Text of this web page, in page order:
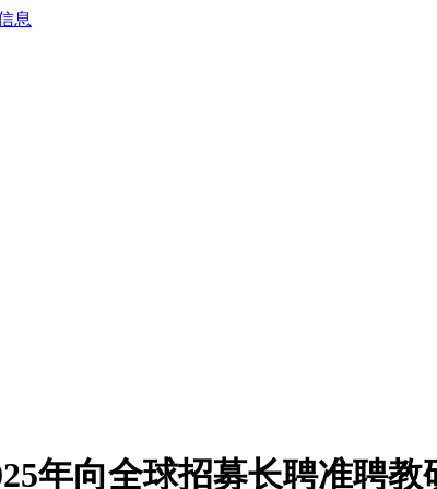
年向全球招募长聘准聘教